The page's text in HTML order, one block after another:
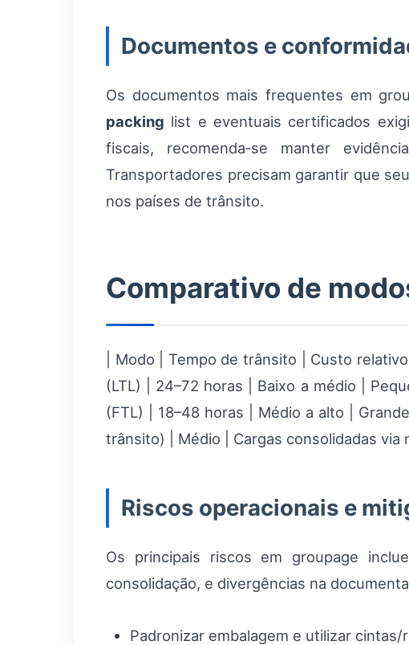
Documentos e
Os documentos mais frequentes em
packing list e eventuais certificados
fiscais, recomenda‑se manter
Transportadores precisam garantir que
nos países de trânsito.
Comparativo de
| Modo | Tempo de trânsito | Custo
(LTL) | 24–72 horas | Baixo a médio |
(FTL) | 18–48 horas | Médio a alto |
trânsito) | Médio | Cargas consolidadas via
Riscos operacionais e
Os principais riscos em groupage
consolidação, e divergências na
Padronizar embalagem e utilizar